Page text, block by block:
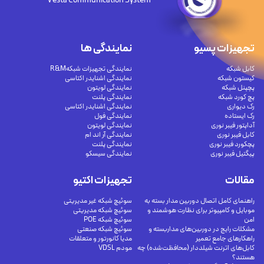
تجهیزات پسیو
کابل شبکه
کیستون شبکه
پچپنل شبکه
پچ کورد شبکه
رک دیواری
رک ایستاده
آداپتور فیبر نوری
کابل فیبر نوری
پچکورد فیبر نوری
پیگتیل فیبر نوری
تجهیزات اکتیو
سوئیچ شبکه غیر مدیریتی
سوئیچ شبکه مدیریتی
سوئیچ شبکه POE
سوئیچ شبکه صنعتی
مدیا کانورتور و متعلقات
مودم VDSL
نمایندگی ها
نمایندگی تجهیزات شبکهR&M
نمایندگی اشنایدر اکتاسی
نمایندگی لویتون
نمایندگی پلنت
نمایندگی اشنایدر اکتاسی
نمایندگی فول
نمایندگی لویتون
نمایندگی آر اند ام
نمایندگی پلنت
نمایندگی سیسکو
مقالات
راهنمای کامل اتصال دوربین مدار بسته به
موبایل و کامپیوتر برای نظارت هوشمند و
امن
مشکلات رایج در دوربین‌های مداربسته و
راهکارهای جامع تعمیر
کابل‌های اترنت شیلددار (محافظت‌شده) چه
هستند؟